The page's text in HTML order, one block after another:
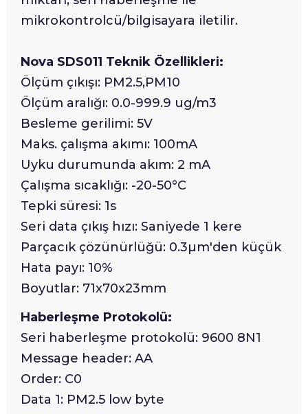
mikrokontrolcü/bilgisayara iletilir.
Nova SDS011 Teknik Özellikleri:
Ölçüm çıkışı: PM2.5,PM10
Ölçüm aralığı: 0.0-999.9 ug/m3
Besleme gerilimi: 5V
Maks. çalışma akımı: 100mA
Uyku durumunda akım: 2 mA
Çalışma sıcaklığı: -20-50°C
Tepki süresi: 1s
Seri data çıkış hızı: Saniyede 1 kere
Parçacık çözünürlüğü: 0.3µm'den küçük
Hata payı: 10%
Boyutlar: 71x70x23mm
Haberleşme Protokolü:
Seri haberleşme protokolü: 9600 8N1
Message header: AA
Order: C0
Data 1: PM2.5 low byte